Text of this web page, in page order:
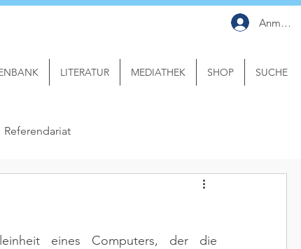
Anmelden
LITERATUR MEDIATHEK SHOP SUCHE
Referendariat
eines Computers, der die